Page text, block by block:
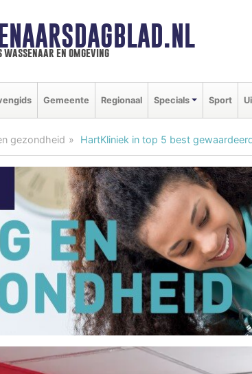
en omgeving
Gemeente Regionaal Specials Sport
gezondheid HartKliniek in top 5 best